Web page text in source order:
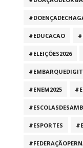
#EDUCACAO
#ELEIÇÕES2026
#ENEM2025
#ESPORTES